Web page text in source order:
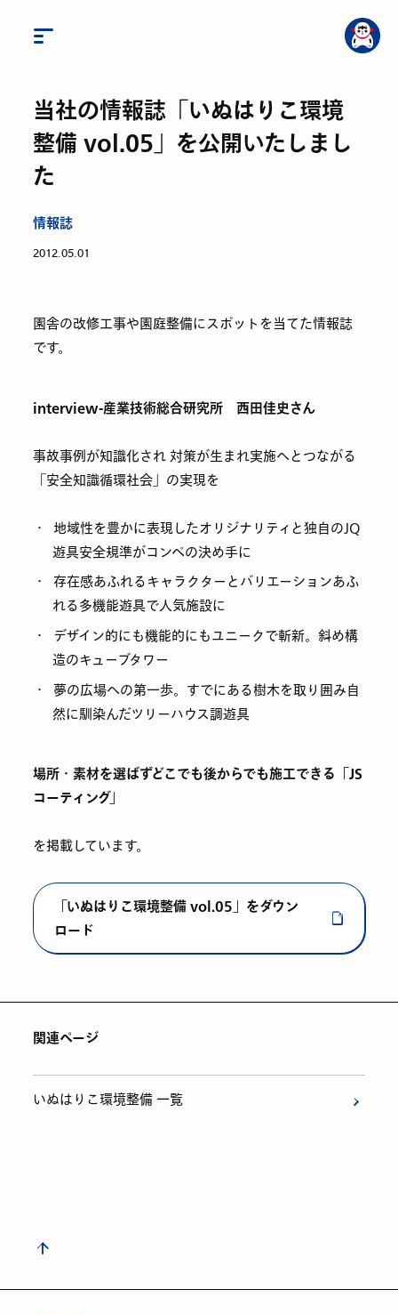
当社の情報誌「いぬはりこ環境
整備 vol.05」を公開いたしまし
た
情報誌
2012.05.01
園舎の改修工事や園庭整備にスポットを当てた情報誌
です。
interview-産業技術総合研究所 西田佳史さん
事故事例が知識化され 対策が生まれ実施へとつながる
「安全知識循環社会」の実現を
地域性を豊かに表現したオリジナリティと独自のJQ
遊具安全規準がコンペの決め手に
存在感あふれるキャラクターとバリエーションあふ
れる多機能遊具で人気施設に
デザイン的にも機能的にもユニークで斬新。斜め構
造のキューブタワー
夢の広場への第一歩。すでにある樹木を取り囲み自
然に馴染んだツリーハウス調遊具
場所・素材を選ばずどこでも後からでも施工できる「JS
コーティング」
を掲載しています。
「いぬはりこ環境整備 vol.05」をダウン
ロード
関連ページ
いぬはりこ環境整備 一覧